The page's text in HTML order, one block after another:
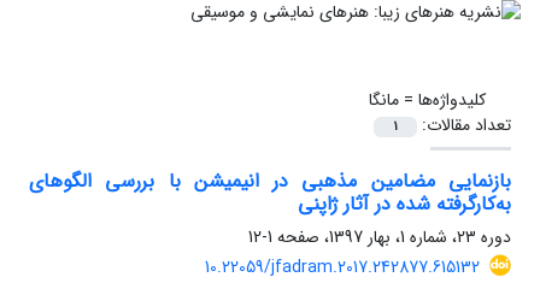
کلیدواژه‌ها =مانگا
تعداد مقالات:
1
بازنمایی مضامین مذهبی در انیمیشن با بررسی الگوهای
به‌کار‌گرفته‌ شده در آثار ژاپنی
دوره 23، شماره 1، بهار 1397، صفحه
1-12
10.22059/jfadram.2017.242877.615132